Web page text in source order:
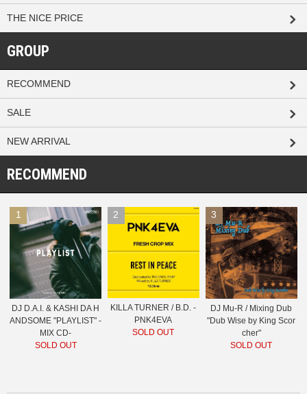
THE NICE PRICE
GROUP
RECOMMEND
SALE
NEW ARRIVAL
RECOMMEND
1
DJ D.A.I. & KASHI DA H
ANDSOME "PLAYLIST" -
MIX CD-
SOLD OUT
2
KILLA TURNER / B.D. -
PNK4EVA
SOLD OUT
3
DJ Mu-R / Mixing Dub
"Dub Wise by King Scor
cher"
SOLD OUT